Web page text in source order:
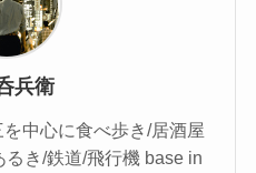
兵衛
中心に食べ歩き/居酒屋
き/鉄道/飛行機 base in